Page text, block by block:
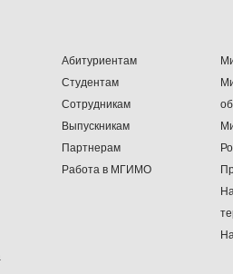
Абитуриентам
Студентам
Сотрудникам
Выпускникам
Партнерам
Работа в МГИМО